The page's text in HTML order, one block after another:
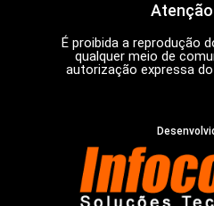
Atenção
É proibida a reprodução
qualquer meio de
autorização expressa